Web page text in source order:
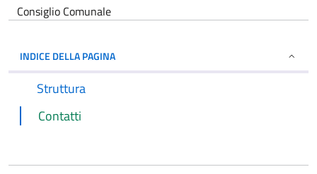
Consiglio Comunale
INDICE DELLA PAGINA
Struttura
Contatti